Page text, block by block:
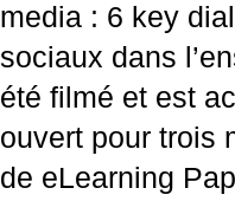
media : 6 key
sociaux dans
été filmé et est
ouvert pour trois
de eLearning